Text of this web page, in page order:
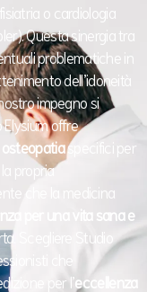
o cardiologia
Questa sinergia tra
problematiche in
dell’idoneità
impegno si
offre
specifici per
propria
che la medicina
per una vita sana e
Scegliere Studio
che
per l’eccellenza